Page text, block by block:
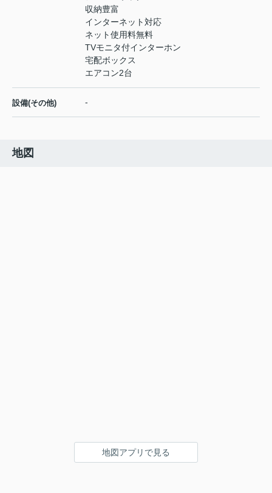
収納豊富
インターネット対応
ネット使用料無料
TVモニタ付インターホン
宅配ボックス
エアコン2台
設備(その他) -
地図
地図アプリで見る